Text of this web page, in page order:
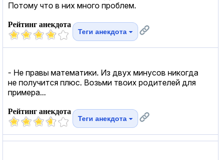
Потому что в них много проблем.
Рейтинг анекдота
Теги анекдота
- Не правы математики. Из двух минусов никогда
не получится плюс. Возьми твоих родителей для
примера...
Рейтинг анекдота
Теги анекдота